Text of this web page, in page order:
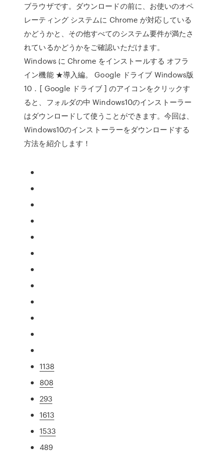
ブラウザです。ダウンロードの前に、お使いのオペ
レーティング システムに Chrome が対応している
かどうかと、その他すべてのシステム要件が満たさ
れているかどうかをご確認いただけます。
Windows に Chrome をインストールする オフラ
イン機能 ★導入編。 Google ドライブ Windows版
10．[ Google ドライブ ] のアイコンをクリックす
ると、フォルダの中 Windows10のインストーラー
はダウンロードして使うことができます。今回は、
Windows10のインストーラーをダウンロードする
方法を紹介します！
1138
808
293
1613
1533
489